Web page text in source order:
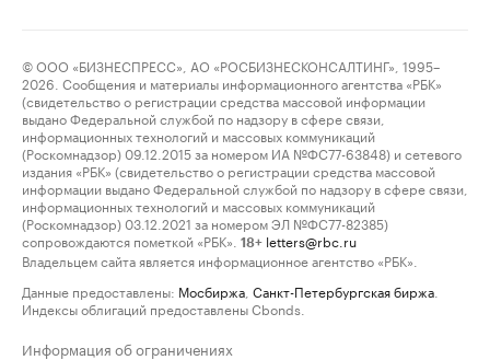
© ООО «БИЗНЕСПРЕСС», АО «РОСБИЗНЕСКОНСАЛТИНГ», 1995–
2026. Сообщения и материалы информационного агентства «РБК»
(свидетельство о регистрации средства массовой информации
выдано Федеральной службой по надзору в сфере связи,
информационных технологий и массовых коммуникаций
(Роскомнадзор) 09.12.2015 за номером ИА №ФС77-63848) и сетевого
издания «РБК» (свидетельство о регистрации средства массовой
информации выдано Федеральной службой по надзору в сфере связи,
информационных технологий и массовых коммуникаций
(Роскомнадзор) 03.12.2021 за номером ЭЛ №ФС77-82385)
сопровождаются пометкой «РБК».
18+ letters@rbc.ru
Владельцем сайта является информационное агентство «РБК».
Данные предоставлены: Мосбиржа Санкт-Петербургская биржа
Индексы облигаций предоставлены Cbonds.
Информация об ограничениях